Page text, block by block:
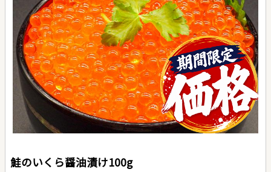
鮭のいくら醤油漬け100g